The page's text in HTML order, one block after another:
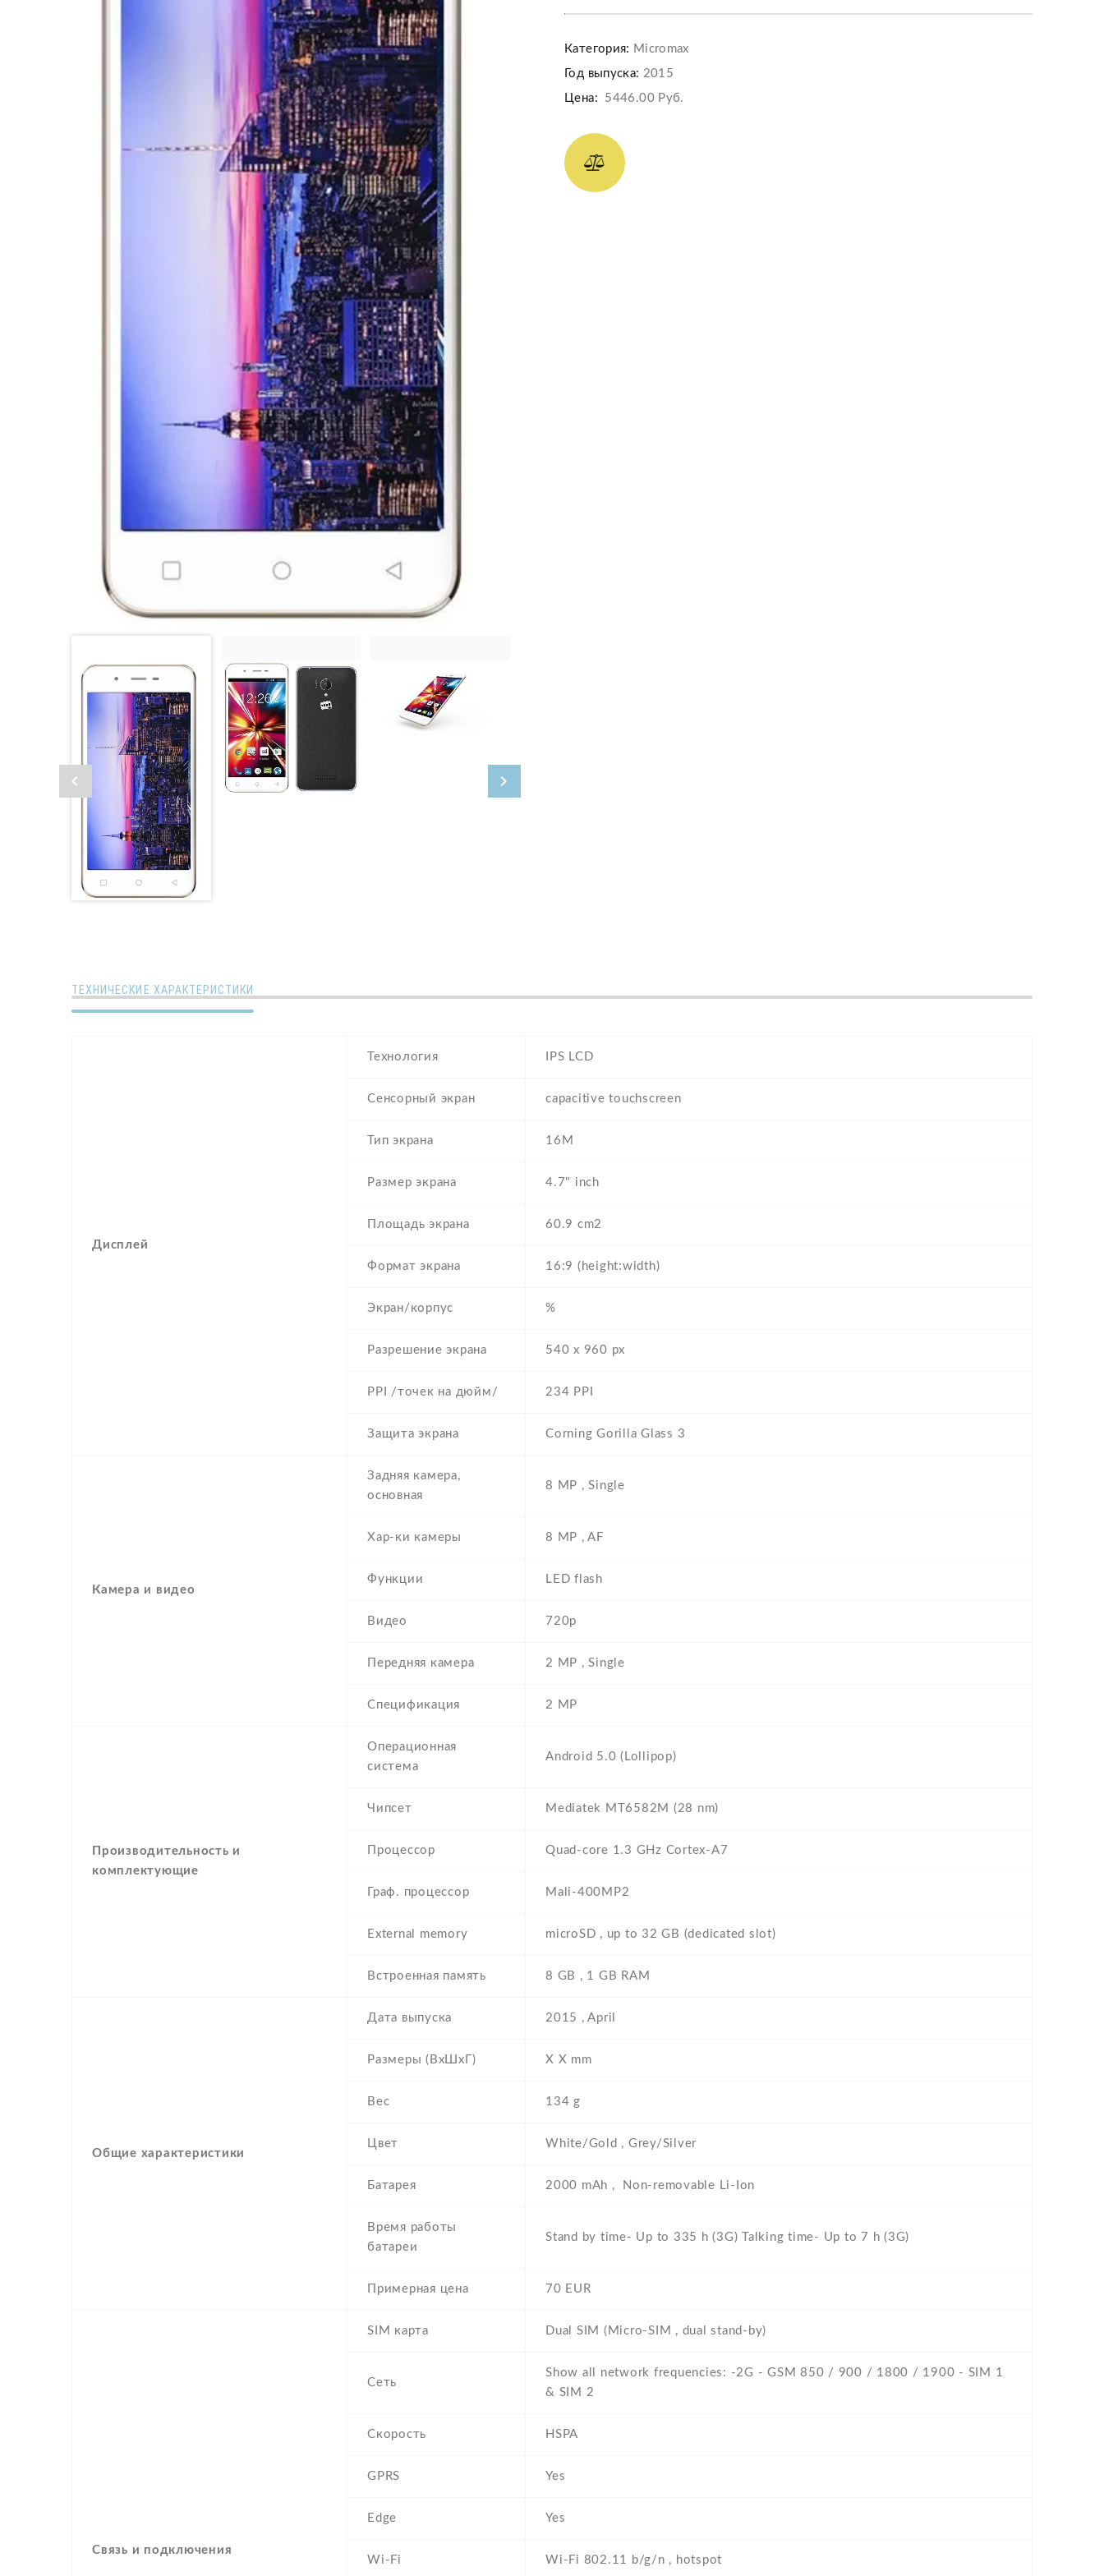
Категория: Micromax
Год выпуска: 2015
Цена: 5446.00 Руб.
ТЕХНИЧЕСКИЕ ХАРАКТЕРИСТИКИ
Дисплей
Технология IPS LCD
Сенсорный экран capacitive touchscreen
Тип экрана 16M
Размер экрана 4.7" inch
Площадь экрана 60.9 cm2
Формат экрана 16:9 (height:width)
Экран/корпус %
Разрешение экрана 540 x 960 px
PPI /точек на дюйм/ 234 PPI
Защита экрана Corning Gorilla Glass 3
Камера и видео
Задняя камера,
основная
8 MP , Single
Хар-ки камеры 8 MP , AF
Функции LED flash
Видео 720p
Передняя камера 2 MP , Single
Спецификация 2 MP
Производительность и
комплектующие
Операционная
система
Android 5.0 (Lollipop)
Чипсет Mediatek MT6582M (28 nm)
Процессор Quad-core 1.3 GHz Cortex-A7
Граф. процессор Mali-400MP2
External memory microSD , up to 32 GB (dedicated slot)
Встроенная память 8 GB , 1 GB RAM
Общие характеристики
Дата выпуска 2015 , April
Размеры (ВхШхГ) Х Х mm
Вес 134 g
Цвет White/Gold , Grey/Silver
Батарея 2000 mAh , Non-removable Li-Ion
Время работы
батареи
Stand by time- Up to 335 h (3G) Talking time- Up to 7 h (3G)
Примерная цена 70 EUR
Связь и подключения
SIM карта Dual SIM (Micro-SIM , dual stand-by)
Сеть
Show all network frequencies: -2G - GSM 850 / 900 / 1800 / 1900 - SIM 1
& SIM 2
Скорость HSPA
GPRS Yes
Edge Yes
Wi-Fi Wi-Fi 802.11 b/g/n , hotspot